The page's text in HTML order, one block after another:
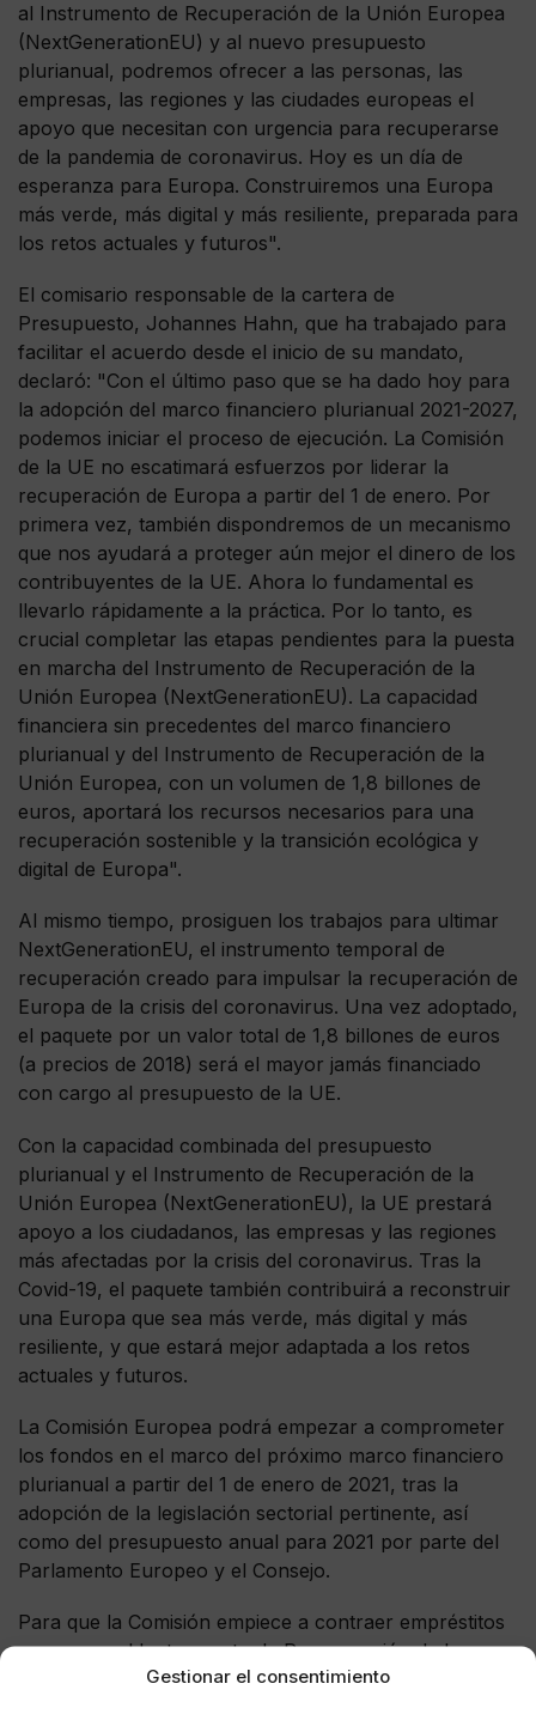
Gestionar el consentimiento
al Instrumento de Recuperación de la Unión Europea
(NextGenerationEU) y al nuevo presupuesto
plurianual, podremos ofrecer a las personas, las
empresas, las regiones y las ciudades europeas el
apoyo que necesitan con urgencia para recuperarse
de la pandemia de coronavirus. Hoy es un día de
esperanza para Europa. Construiremos una Europa
más verde, más digital y más resiliente, preparada para
los retos actuales y futuros".
El comisario responsable de la cartera de
Presupuesto, Johannes Hahn, que ha trabajado para
facilitar el acuerdo desde el inicio de su mandato,
declaró: "Con el último paso que se ha dado hoy para
la adopción del marco financiero plurianual 2021-2027,
podemos iniciar el proceso de ejecución. La Comisión
de la UE no escatimará esfuerzos por liderar la
recuperación de Europa a partir del 1 de enero. Por
primera vez, también dispondremos de un mecanismo
que nos ayudará a proteger aún mejor el dinero de los
contribuyentes de la UE. Ahora lo fundamental es
llevarlo rápidamente a la práctica. Por lo tanto, es
crucial completar las etapas pendientes para la puesta
en marcha del Instrumento de Recuperación de la
Unión Europea (NextGenerationEU). La capacidad
financiera sin precedentes del marco financiero
plurianual y del Instrumento de Recuperación de la
Unión Europea, con un volumen de 1,8 billones de
euros, aportará los recursos necesarios para una
recuperación sostenible y la transición ecológica y
digital de Europa".
Al mismo tiempo, prosiguen los trabajos para ultimar
NextGenerationEU, el instrumento temporal de
recuperación creado para impulsar la recuperación de
Europa de la crisis del coronavirus. Una vez adoptado,
el paquete por un valor total de 1,8 billones de euros
(a precios de 2018) será el mayor jamás financiado
con cargo al presupuesto de la UE.
Con la capacidad combinada del presupuesto
plurianual y el Instrumento de Recuperación de la
Unión Europea (NextGenerationEU), la UE prestará
apoyo a los ciudadanos, las empresas y las regiones
más afectadas por la crisis del coronavirus. Tras la
Covid-19, el paquete también contribuirá a reconstruir
una Europa que sea más verde, más digital y más
resiliente, y que estará mejor adaptada a los retos
actuales y futuros.
La Comisión Europea podrá empezar a comprometer
los fondos en el marco del próximo marco financiero
plurianual a partir del 1 de enero de 2021, tras la
adopción de la legislación sectorial pertinente, así
como del presupuesto anual para 2021 por parte del
Parlamento Europeo y el Consejo.
Para que la Comisión empiece a contraer empréstitos
con cargo al Instrumento de Recuperación de la
Unión Europea (NextGenerationEU), haciendo que el